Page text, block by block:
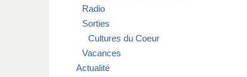
Radio
Sorties
Cultures du Coeur
Vacances
Actualité